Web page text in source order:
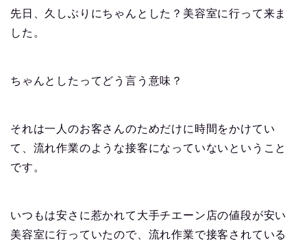
先日、久しぶりにちゃんとした？美容室に行って来ま
した。
ちゃんとしたってどう言う意味？
それは一人のお客さんのためだけに時間をかけてい
て、流れ作業のような接客になっていないということ
です。
いつもは安さに惹かれて大手チエーン店の値段が安い
美容室に行っていたので、流れ作業で接客されている